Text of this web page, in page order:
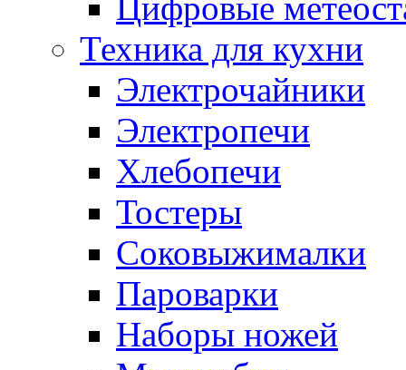
Цифровые
Техника для кухни
Электрочайники
Электропечи
Хлебопечи
Тостеры
Соковыжималки
Пароварки
Наборы ножей